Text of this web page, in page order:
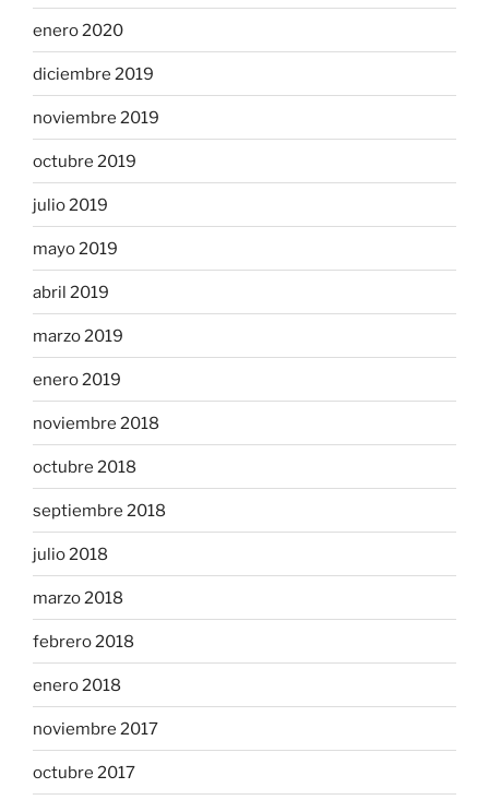
enero 2020
diciembre 2019
noviembre 2019
octubre 2019
julio 2019
mayo 2019
abril 2019
marzo 2019
enero 2019
noviembre 2018
octubre 2018
septiembre 2018
julio 2018
marzo 2018
febrero 2018
enero 2018
noviembre 2017
octubre 2017